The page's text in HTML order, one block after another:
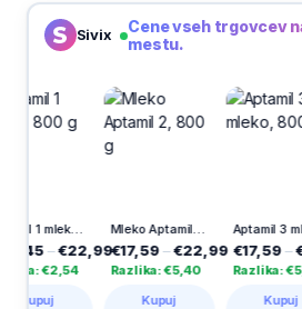
Sivix
Cene vseh trgovcev
mestu.
Aptamil 1 mleko, 800 g
–€22,99
€2,54
Kupuj
Mleko Aptamil 2, 800 g
€17,59 –€22,99
Razlika: €5,40
Kupuj
€17,59 –
Razlika: €5,40
Kupuj